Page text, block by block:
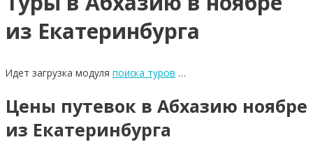
из Екатеринбурга
Идет загрузка модуля поиска туров …
Цены путевок в Абхазию ноябре
из Екатеринбурга